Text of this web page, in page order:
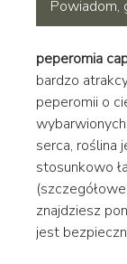
Powiadom,
peperomia
bardzo
peperomii o
serca, roślina
stosunkowo
znajdziesz
jest